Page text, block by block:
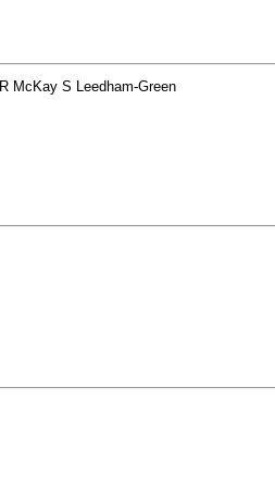
McKay S Leedham-Green